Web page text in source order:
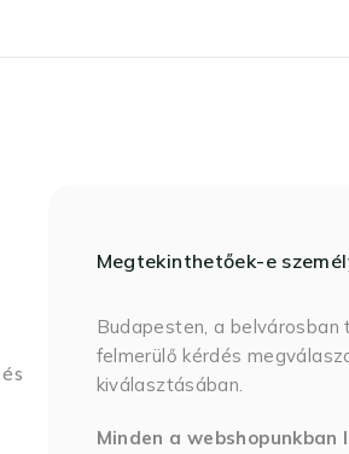
Megtekinthetőek-e
Budapesten, a
felmerülő kérdés
kiválasztásában.
Minden a